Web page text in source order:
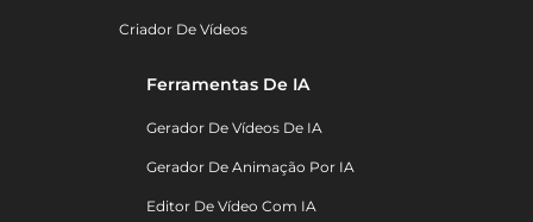
Criador De Vídeos
Ferramentas De IA
Gerador De Vídeos De IA
Gerador De Animação Por IA
Editor De Vídeo Com IA